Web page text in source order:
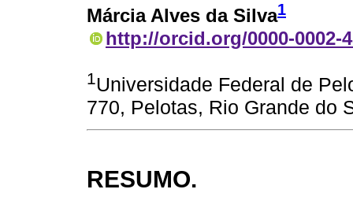
Márcia Alves da Silva1
http://orcid.org/0000-0002-
1 Universidade Federal de
770, Pelotas, Rio Grande do
RESUMO.